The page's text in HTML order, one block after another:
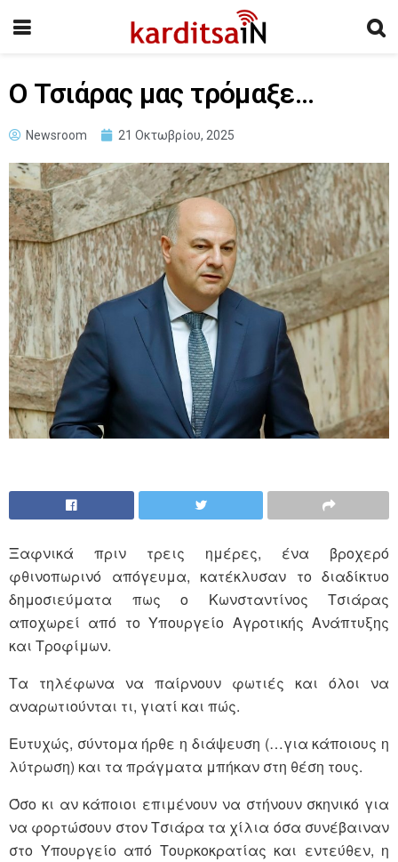
Ο Τσιάρας μας τρόμαξε…
Newsroom 21 Οκτωβρίου, 2025
Ξαφνικά πριν τρεις ημέρες, ένα βροχερό
φθινοπωρινό απόγευμα, κατέκλυσαν το διαδίκτυο
δημοσιεύματα πως ο Κωνσταντίνος Τσιάρας
αποχωρεί από το Υπουργείο Αγροτικής Ανάπτυξης
και Τροφίμων.
Τα τηλέφωνα να παίρνουν φωτιές και όλοι να
αναρωτιούνται τι, γιατί και πώς.
Ευτυχώς, σύντομα ήρθε η διάψευση (…για κάποιους η
λύτρωση) και τα πράγματα μπήκαν στη θέση τους.
Όσο κι αν κάποιοι επιμένουν να στήνουν σκηνικό για
να φορτώσουν στον Τσιάρα τα χίλια όσα συνέβαιναν
στο Υπουργείο από Τουρκοκρατίας και εντεύθεν, η